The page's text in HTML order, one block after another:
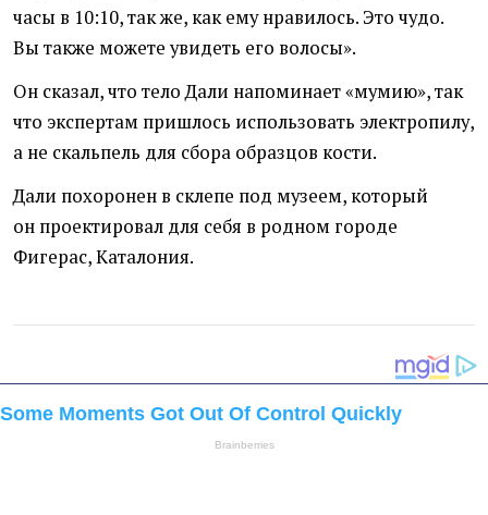
часы в 10:10, так же, как ему нравилось. Это чудо.
Вы также можете увидеть его волосы».
Он сказал, что тело Дали напоминает«мумию», так
что экспертам пришлось использовать электропилу,
а не скальпель для сбора образцов кости.
Дали похоронен в склепе под музеем, который
он проектировал для себя в родном городе
Фигерас, Каталония.